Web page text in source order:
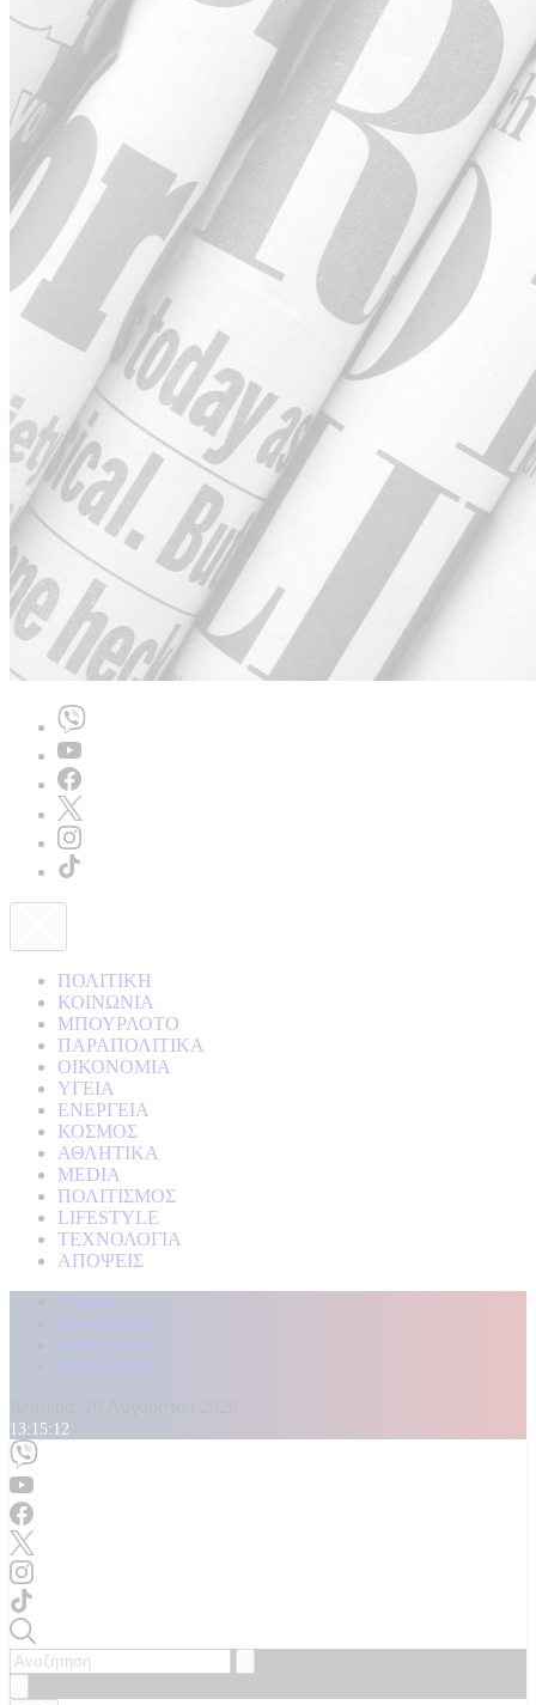
ΠΟΛΙΤΙΚΗ
ΚΟΙΝΩΝΙΑ
ΜΠΟΥΡΛΟΤΟ
ΠΑΡΑΠΟΛΙΤΙΚΑ
ΟΙΚΟΝΟΜΙΑ
ΥΓΕΙΑ
ΕΝΕΡΓΕΙΑ
ΚΟΣΜΟΣ
ΑΘΛΗΤΙΚΑ
MEDIA
ΠΟΛΙΤΙΣΜΟΣ
LIFESTYLE
ΤΕΧΝΟΛΟΓΙΑ
ΑΠΟΨΕΙΣ
Αρχική
Kontra Live
Καταγγελίες
Επικοινωνία
13:15:14